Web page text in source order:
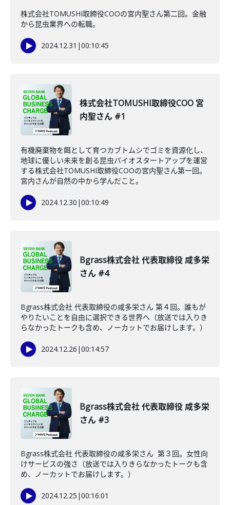
株式会社TOMUSHI取締役COOの宮内聖さん第二回。金融
から昆虫業界への転職。
2024.12.31 |00:10:45
株式会社TOMUSHI取締役COO 宮
内聖さん #1
有機廃棄物を餌として育つカブトムシでゴミを資源化し、
地球に優しい未来を創る昆虫バイオスタートアップを運営
する株式会社TOMUSHI取締役COOの宮内聖さん第一回。
宮内さんが自然の中から学んだこと。
2024.12.30 |00:10:49
Bgrass株式会社 代表取締役 咸多栄
さん #4
Bgrass株式会社 代表取締役の咸多栄さん 第４回。誰もが
やりたいことを自由に選択できる世界へ（放送では入りき
らなかったトークも含め、ノーカットでお届けします。）
2024.12.26 |00:14:57
Bgrass株式会社 代表取締役 咸多栄
さん #3
Bgrass株式会社 代表取締役の咸多栄さん 第３回。女性向
けサービスの強さ（放送では入りきらなかったトークも含
め、ノーカットでお届けします。）
2024.12.25 |00:16:01